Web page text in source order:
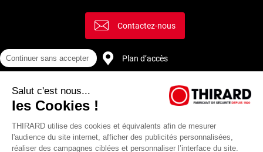
Contactez-nous
Plan d’accès
Continuer sans accepter
Salut c'est nous...
les Cookies !
THIRARD utilise des cookies et équivalents afin de mesurer
l'audience du site internet, afficher des publicités personnalisées,
réaliser des campagnes ciblées et personnaliser l’interface du site.